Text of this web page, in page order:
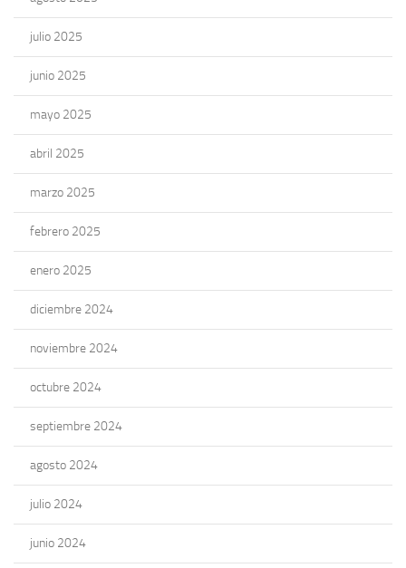
julio 2025
junio 2025
mayo 2025
abril 2025
marzo 2025
febrero 2025
enero 2025
diciembre 2024
noviembre 2024
octubre 2024
septiembre 2024
agosto 2024
julio 2024
junio 2024